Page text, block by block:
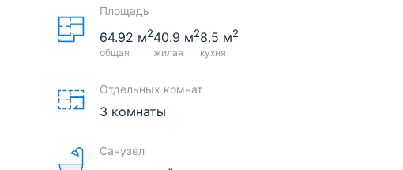
Площадь
64.92 м2
общая
40.9 м2
жилая
8.5 м2
кухня
Отдельных комнат
3 комнаты
Санузел